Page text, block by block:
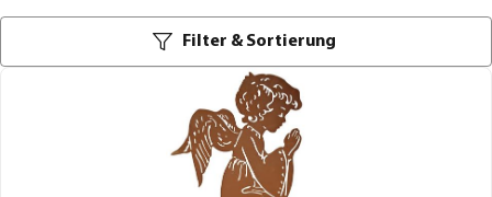
Filter & Sortierung